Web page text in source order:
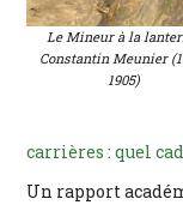
Le Mineur à la
Constantin Meunier
1905)
carrières : quel
Un rapport